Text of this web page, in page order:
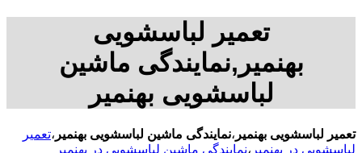
تعمیر لباسشویی
بهنمیر,نمایندگی ماشین
لباسشویی بهنمیر
تعمیر لباسشویی بهنمیر ،نمایندگی ماشین لباسشویی بهنمیر ،تعمیر
لباسشویی در بهنمیر ،نمایندگی ماشین لباسشویی در بهنمیر